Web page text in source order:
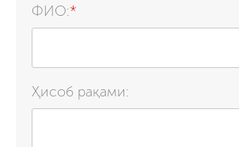
ФИО:*
Ҳисоб рақами: